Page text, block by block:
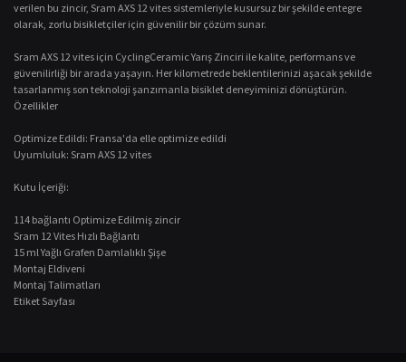
verilen bu zincir, Sram AXS 12 vites sistemleriyle kusursuz bir şekilde entegre
olarak, zorlu bisikletçiler için güvenilir bir çözüm sunar.
Sram AXS 12 vites için CyclingCeramic Yarış Zinciri ile kalite, performans ve
güvenilirliği bir arada yaşayın. Her kilometrede beklentilerinizi aşacak şekilde
tasarlanmış son teknoloji şanzımanla bisiklet deneyiminizi dönüştürün.
Özellikler
Optimize Edildi: Fransa'da elle optimize edildi
Uyumluluk: Sram AXS 12 vites
Kutu İçeriği:
114 bağlantı Optimize Edilmiş zincir
Sram 12 Vites Hızlı Bağlantı
15 ml Yağlı Grafen Damlalıklı Şişe
Montaj Eldiveni
Montaj Talimatları
Etiket Sayfası